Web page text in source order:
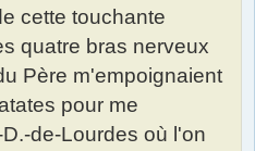
cette touchante
quatre bras nerveux
Père m'empoignaient
pour me
de-Lourdes où l'on